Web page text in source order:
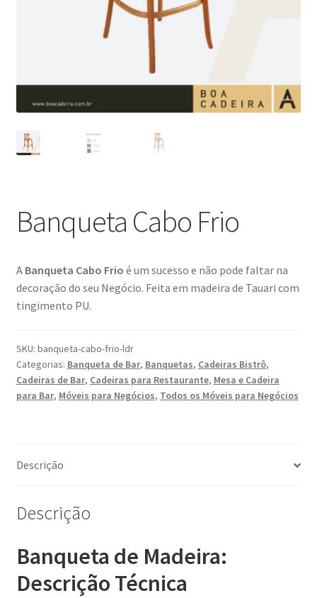
Crepe e Revestimentos Sintéticos
Política de reembolso e devoluções
Quem Somos
Banqueta Cabo Frio
A Banqueta Cabo Frio é um sucesso e não pode faltar na
decoração do seu Negócio. Feita em madeira de Tauari com
tingimento PU.
SKU: banqueta-cabo-frio-ldr
Categorias: Banqueta de Bar, Banquetas, Cadeiras Bistrô,
Cadeiras de Bar, Cadeiras para Restaurante, Mesa e Cadeira
para Bar, Móveis para Negócios, Todos os Móveis para Negócios
Descrição
Descrição
Banqueta de Madeira:
Descrição Técnica